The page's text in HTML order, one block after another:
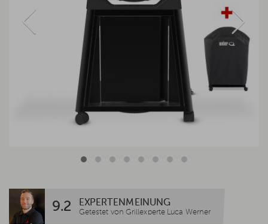
9.2 EXPERTENMEINUNG
Getestet von Grillexperte Luca Werner